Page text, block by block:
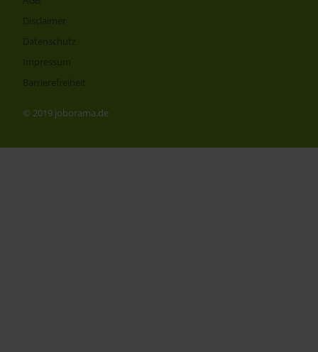
Disclaimer
Datenschutz
Impressum
Barrierefreiheit
© 2019 joborama.de